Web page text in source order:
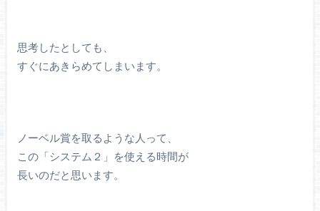
思考したとしても、
すぐにあきらめてしまいます。
ノーベル賞を取るような人って、
この「システム２」を使える時間が
長いのだと思います。